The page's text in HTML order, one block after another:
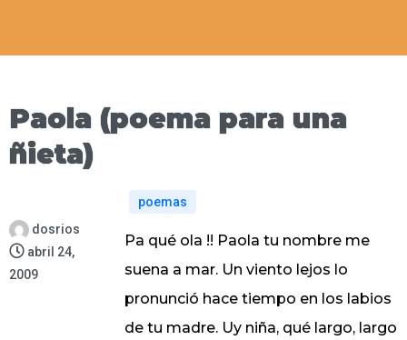
Paola (poema para una
ñieta)
dosrios
abril 24,
2009
poemas
Pa qué ola !! Paola tu nombre me
suena a mar. Un viento lejos lo
pronunció hace tiempo en los labios
de tu madre. Uy niña, qué largo, largo